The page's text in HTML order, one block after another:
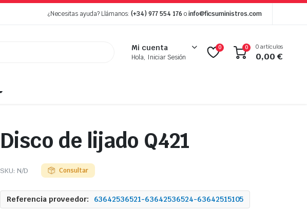
¿Necesitas ayuda? Llámanos:(+34) 977 554 176 oinfo@ficsuministros.com
Mi cuenta
Hola, Iniciar Sesión
0 0 0 artículos
0,00€
Disco de lijado Q421
SKU: N/D Consultar
Referencia proveedor: 63642536521-63642536524-63642515105